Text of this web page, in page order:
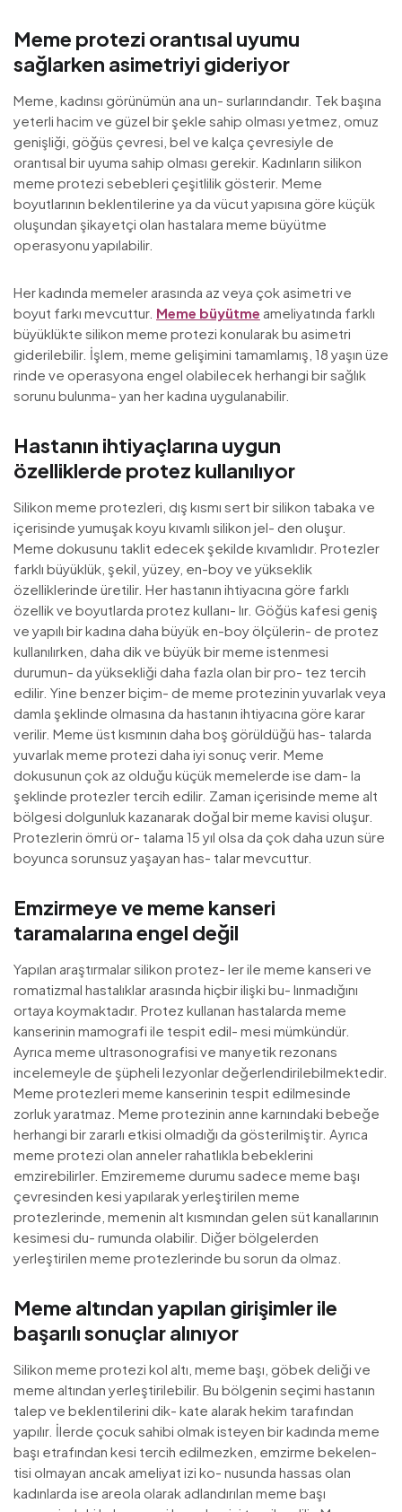
Meme protezi orantısal uyumu
sağlarken asimetriyi gideriyor
Meme, kadınsı görünümün ana un- surlarındandır. Tek başına
yeterli hacim ve güzel bir şekle sahip olması yetmez, omuz
genişliği, göğüs çevresi, bel ve kalça çevresiyle de
orantısal bir uyuma sahip olması gerekir. Kadınların silikon
meme protezi sebebleri çeşitlilik gösterir. Meme
boyutlarının beklentilerine ya da vücut yapısına göre küçük
oluşundan şikayetçi olan hastalara meme büyütme
operasyonu yapılabilir.
Her kadında memeler arasında az veya çok asimetri ve
boyut farkı mevcuttur. Meme büyütme ameliyatında farklı
büyüklükte silikon meme protezi konularak bu asimetri
giderilebilir. İşlem, meme gelişimini tamamlamış, 18 yaşın üze
rinde ve operasyona engel olabilecek herhangi bir sağlık
sorunu bulunma- yan her kadına uygulanabilir.
Hastanın ihtiyaçlarına uygun
özelliklerde protez kullanılıyor
Silikon meme protezleri, dış kısmı sert bir silikon tabaka ve
içerisinde yumuşak koyu kıvamlı silikon jel- den oluşur.
Meme dokusunu taklit edecek şekilde kıvamlıdır. Protezler
farklı büyüklük, şekil, yüzey, en-boy ve yükseklik
özelliklerinde üretilir. Her hastanın ihtiyacına göre farklı
özellik ve boyutlarda protez kullanı- lır. Göğüs kafesi geniş
ve yapılı bir kadına daha büyük en-boy ölçülerin- de protez
kullanılırken, daha dik ve büyük bir meme istenmesi
durumun- da yüksekliği daha fazla olan bir pro- tez tercih
edilir. Yine benzer biçim- de meme protezinin yuvarlak veya
damla şeklinde olmasına da hastanın ihtiyacına göre karar
verilir. Meme üst kısmının daha boş görüldüğü has- talarda
yuvarlak meme protezi daha iyi sonuç verir. Meme
dokusunun çok az olduğu küçük memelerde ise dam- la
şeklinde protezler tercih edilir. Zaman içerisinde meme alt
bölgesi dolgunluk kazanarak doğal bir meme kavisi oluşur.
Protezlerin ömrü or- talama 15 yıl olsa da çok daha uzun süre
boyunca sorunsuz yaşayan has- talar mevcuttur.
Emzirmeye ve meme kanseri
taramalarına engel değil
Yapılan araştırmalar silikon protez- ler ile meme kanseri ve
romatizmal hastalıklar arasında hiçbir ilişki bu- lınmadığını
ortaya koymaktadır. Protez kullanan hastalarda meme
kanserinin mamografi ile tespit edil- mesi mümkündür.
Ayrıca meme ultrasonografisi ve manyetik rezonans
incelemeyle de şüpheli lezyonlar değerlendirilebilmektedir.
Meme protezleri meme kanserinin tespit edilmesinde
zorluk yaratmaz. Meme protezinin anne karnındaki bebeğe
herhangi bir zararlı etkisi olmadığı da gösterilmiştir. Ayrıca
meme protezi olan anneler rahatlıkla bebeklerini
emzirebilirler. Emzirememe durumu sadece meme başı
çevresinden kesi yapılarak yerleştirilen meme
protezlerinde, memenin alt kısmından gelen süt kanallarının
kesimesi du- rumunda olabilir. Diğer bölgelerden
yerleştirilen meme protezlerinde bu sorun da olmaz.
Meme altından yapılan girişimler ile
başarılı sonuçlar alınıyor
Silikon meme protezi kol altı, meme başı, göbek deliği ve
meme altından yerleştirilebilir. Bu bölgenin seçimi hastanın
talep ve beklentilerini dik- kate alarak hekim tarafından
yapılır. İlerde çocuk sahibi olmak isteyen bir kadında meme
başı etrafından kesi tercih edilmezken, emzirme bekelen-
tisi olmayan ancak ameliyat izi ko- nusunda hassas olan
kadınlarda ise areola olarak adlandırılan meme başı